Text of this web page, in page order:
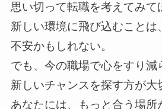
思い切って転職を考えてみて
新しい環境に飛び込むことは、
不安かもしれない。
でも、今の職場で心をすり減
新しいチャンスを探す方が大
あなたには、もっと合う場所